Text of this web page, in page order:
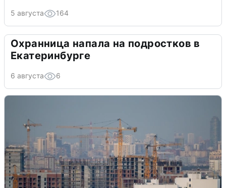
5 августа 164
Охранница напала на подростков в
Екатеринбурге
6 августа 6